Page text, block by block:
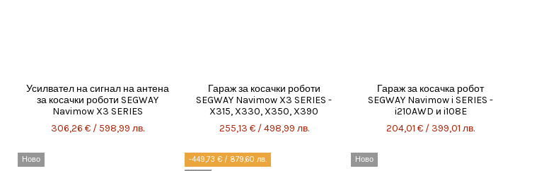
Усилвател на сигнал на антена
за косачки роботи SEGWAY
Navimow X3 SERIES
306,26 € / 598,99 лв.
Гараж за косачки роботи
SEGWAY Navimow X3 SERIES -
X315, X330, X350, X390
255,13 € / 498,99 лв.
Гараж за косачка робот
SEGWAY Navimow i SERIES -
i210AWD и i108E
204,01 € / 399,01 лв.
Ново
-449,73 € / 879,60 лв.
Ново